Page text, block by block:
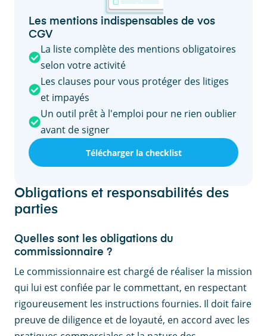
Les mentions indispensables de vos
CGV
La liste complète des mentions obligatoires
selon votre activité
Les clauses pour vous protéger des litiges
et impayés
Un outil prêt à l'emploi pour ne rien oublier
avant de signer
Télécharger la checklist
Obligations et responsabilités des
parties
Quelles sont les obligations du
commissionnaire ?
Le commissionnaire est chargé de réaliser la mission
qui lui est confiée par le commettant, en respectant
rigoureusement les instructions fournies. Il doit faire
preuve de diligence et de loyauté, en accord avec les